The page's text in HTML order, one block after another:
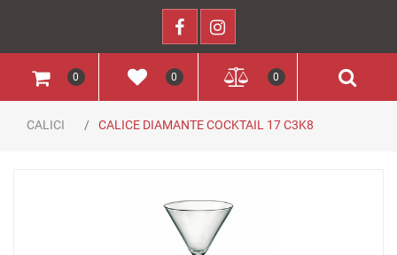
0 0 0
CALICI CALICE DIAMANTE COCKTAIL 17 C3K8